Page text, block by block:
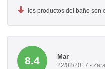
los productos del baño son
8.4 Mar
22/02/2017 -